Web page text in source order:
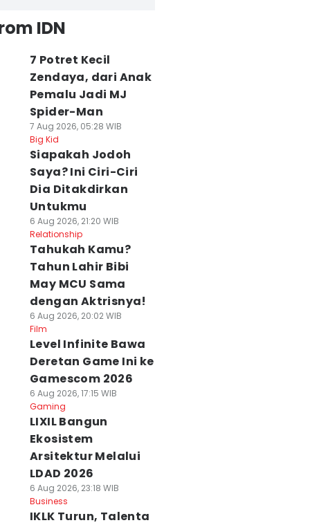
IDN
7 Potret Kecil
Zendaya, dari Anak
Pemalu Jadi MJ
Spider-Man
7 Aug 2026, 05:28 WIB
Big Kid
Siapakah Jodoh
Saya? Ini Ciri-Ciri
Dia Ditakdirkan
Untukmu
6 Aug 2026, 21:20 WIB
Relationship
Tahukah Kamu?
Tahun Lahir Bibi
May MCU Sama
dengan Aktrisnya!
6 Aug 2026, 20:02 WIB
Film
Level Infinite Bawa
Deretan Game Ini ke
Gamescom 2026
6 Aug 2026, 17:15 WIB
Gaming
LIXIL Bangun
Ekosistem
Arsitektur Melalui
LDAD 2026
6 Aug 2026, 23:18 WIB
Business
IKLK Turun, Talenta